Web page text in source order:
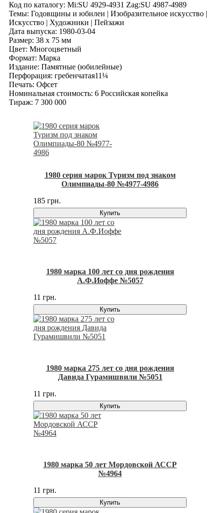
Код по каталогy: Mi:SU 4929-4931 Zag:SU 4987-4989
Темы: Годовщины и юбилеи | Изобразительное искусство |
Искусство | Художники | Пейзажи
Дата выпуска: 1980-03-04
Размер: 38 x 75 мм
Цвет: Многоцветный
Формат: Марка
Издание: Памятные (юбилейные)
Перфорация: гребенчатая11¼
Печать: Офсет
Номинальная стоимость: 6 Российская копейка
Тираж: 7 300 000
1980 серия марок Туризм под знаком
Олимпиады-80 №4977-4986
185 грн.
Купить
1980 марка 100 лет со дня рождения
А.Ф.Иоффе №5057
11 грн.
Купить
1980 марка 275 лет со дня рождения
Давида Гурамишвили №5051
11 грн.
Купить
1980 марка 50 лет Мордовской АССР
№4964
11 грн.
Купить